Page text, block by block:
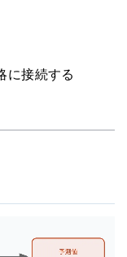
に接続する